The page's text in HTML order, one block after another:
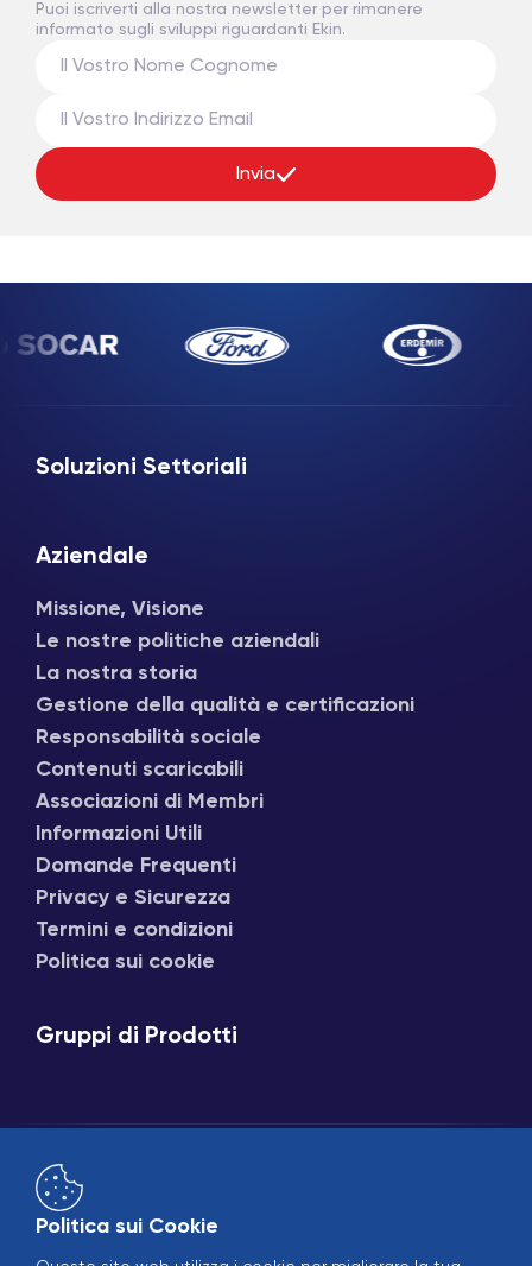
Puoi iscriverti alla nostra newsletter per rimanere
informato sugli sviluppi riguardanti Ekin.
Invia
Soluzioni Settoriali
Aziendale
Missione, Visione
Le nostre politiche aziendali
La nostra storia
Gestione della qualità e certificazioni
Responsabilità sociale
Contenuti scaricabili
Associazioni di Membri
Informazioni Utili
Domande Frequenti
Privacy e Sicurezza
Termini e condizioni
Politica sui cookie
Gruppi di Prodotti
Politica sui Cookie